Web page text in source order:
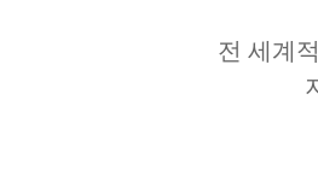
전 세계